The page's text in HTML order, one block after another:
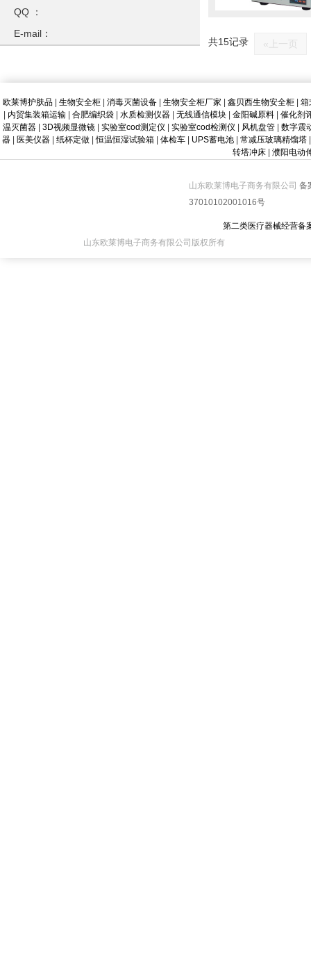
QQ ：
E-mail：
共15记录 «上一页
欧莱博护肤品 生物安全柜 消毒灭菌设备 生物安全柜厂家 鑫贝西生物安全柜
箱
内贸集装箱运输 合肥编织袋 水质检测仪器 无线通信模块 金阳碱原料
催化剂
温灭菌器
3D视频显微镜 实验室cod测定仪 实验室cod检测仪 风机盘管
数字震
器
医美仪器 纸杯定做 恒温恒湿试验箱 体检车 UPS蓄电池 常减压玻璃精馏塔
转塔冲床
濮阳电动
山东欧莱博电子商务有限公司备
37010102001016号
第二类医疗器械经营备
山东欧莱博电子商务有限公司版权所有